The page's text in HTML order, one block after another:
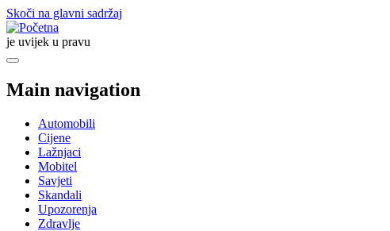
Skoči na glavni sadržaj
je uvijek u pravu
Main navigation
Automobili
Cijene
Lažnjaci
Mobitel
Savjeti
Skandali
Upozorenja
Zdravlje